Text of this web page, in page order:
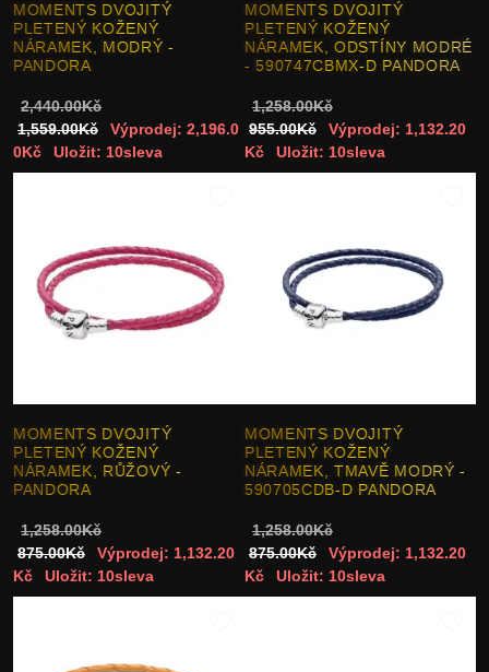
MOMENTS DVOJITÝ
PLETENÝ KOŽENÝ
NÁRAMEK, MODRÝ -
PANDORA
2,440.00Kč
1,559.00Kč
Výprodej: 2,196.0
0Kč
Uložit: 10sleva
MOMENTS DVOJITÝ
PLETENÝ KOŽENÝ
NÁRAMEK, ODSTÍNY MODRÉ
- 590747CBMX-D PANDORA
1,258.00Kč
955.00Kč
Výprodej: 1,132.20
Kč
Uložit: 10sleva
MOMENTS DVOJITÝ
PLETENÝ KOŽENÝ
NÁRAMEK, RŮŽOVÝ -
PANDORA
1,258.00Kč
875.00Kč
Výprodej: 1,132.20
Kč
Uložit: 10sleva
MOMENTS DVOJITÝ
PLETENÝ KOŽENÝ
NÁRAMEK, TMAVĚ MODRÝ -
590705CDB-D PANDORA
1,258.00Kč
875.00Kč
Výprodej: 1,132.20
Kč
Uložit: 10sleva